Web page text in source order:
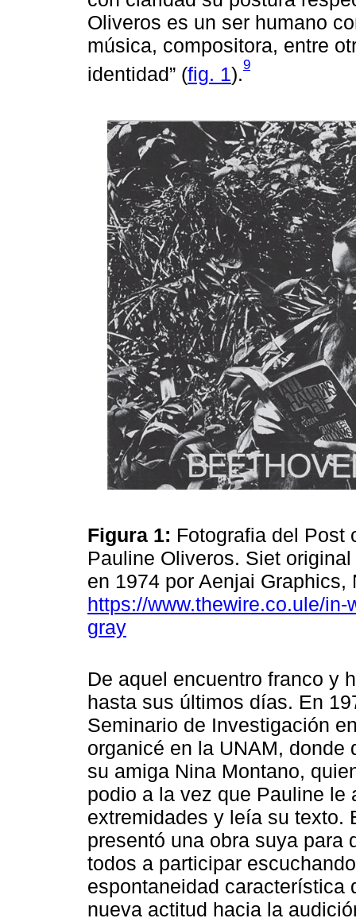
Oliveros es un ser humano
música, compositora, entre
identidad” (fig. 1).9
Figura 1: Fotografia del Post
Pauline Oliveros. Siet
en 1974 por Aenjai Graphics,
https://www.thewire.co.ule/
gray
De aquel encuentro franco y
hasta sus últimos días. En
Seminario de Investigación
organicé en la UNAM, donde
su amiga Nina Montano,
podio a la vez que Pauline le
extremidades y leía su texto.
presentó una obra suya para
todos a participar
espontaneidad característica
nueva actitud hacia la